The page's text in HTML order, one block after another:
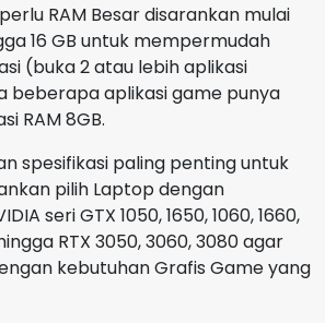
RAM Besar disarankan mulai
16 GB untuk mempermudah
(buka 2 atau lebih aplikasi
beberapa aplikasi game punya
RAM 8GB.
spesifikasi paling penting untuk
pilih Laptop dengan
seri GTX 1050, 1650, 1060, 1660,
RTX 3050, 3060, 3080 agar
kebutuhan Grafis Game yang